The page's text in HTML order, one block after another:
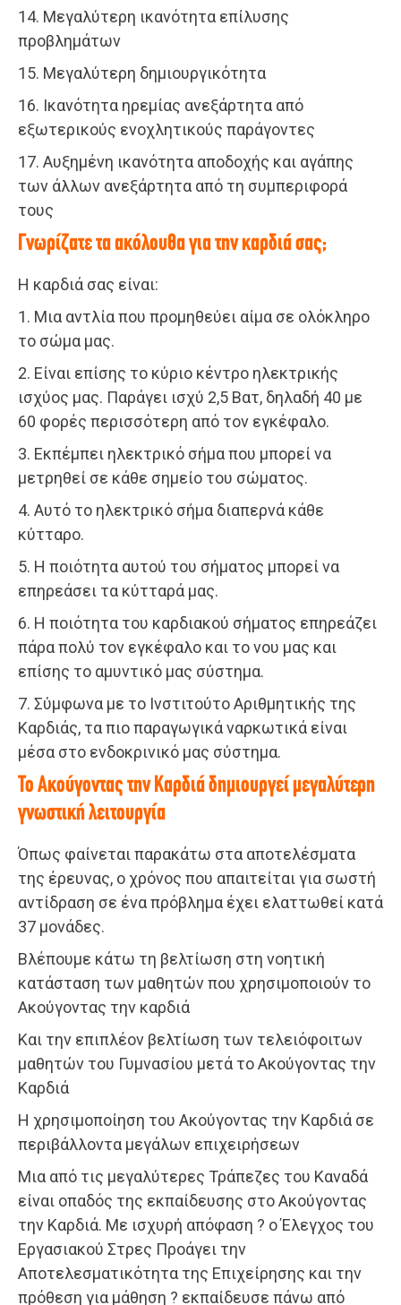
14. Μεγαλύτερη ικανότητα επίλυσης
προβλημάτων
15. Μεγαλύτερη δημιουργικότητα
16. Ικανότητα ηρεμίας ανεξάρτητα από
εξωτερικούς ενοχλητικούς παράγοντες
17. Αυξημένη ικανότητα αποδοχής και αγάπης
των άλλων ανεξάρτητα από τη συμπεριφορά
τους
Γνωρίζατε τα ακόλουθα για την καρδιά σας;
Η καρδιά σας είναι:
1. Μια αντλία που προμηθεύει αίμα σε ολόκληρο
το σώμα μας.
2. Είναι επίσης το κύριο κέντρο ηλεκτρικής
ισχύος μας. Παράγει ισχύ 2,5 Βατ, δηλαδή 40 με
60 φορές περισσότερη από τον εγκέφαλο.
3. Εκπέμπει ηλεκτρικό σήμα που μπορεί να
μετρηθεί σε κάθε σημείο του σώματος.
4. Αυτό το ηλεκτρικό σήμα διαπερνά κάθε
κύτταρο.
5. Η ποιότητα αυτού του σήματος μπορεί να
επηρεάσει τα κύτταρά μας.
6. Η ποιότητα του καρδιακού σήματος επηρεάζει
πάρα πολύ τον εγκέφαλο και το νου μας και
επίσης το αμυντικό μας σύστημα.
7. Σύμφωνα με το Ινστιτούτο Αριθμητικής της
Καρδιάς, τα πιο παραγωγικά ναρκωτικά είναι
μέσα στο ενδοκρινικό μας σύστημα.
Το Ακούγοντας την Καρδιά δημιουργεί μεγαλύτερη
γνωστική λειτουργία
Όπως φαίνεται παρακάτω στα αποτελέσματα
της έρευνας, ο χρόνος που απαιτείται για σωστή
αντίδραση σε ένα πρόβλημα έχει ελαττωθεί κατά
37 μονάδες.
Βλέπουμε κάτω τη βελτίωση στη νοητική
κατάσταση των μαθητών που χρησιμοποιούν το
Ακούγοντας την καρδιά
Και την επιπλέον βελτίωση των τελειόφοιτων
μαθητών του Γυμνασίου μετά το Ακούγοντας την
Καρδιά
Η χρησιμοποίηση του Ακούγοντας την Καρδιά σε
περιβάλλοντα μεγάλων επιχειρήσεων
Μια από τις μεγαλύτερες Τράπεζες του Καναδά
είναι οπαδός της εκπαίδευσης στο Ακούγοντας
την Καρδιά. Με ισχυρή απόφαση ? ο Έλεγχος του
Εργασιακού Στρες Προάγει την
Αποτελεσματικότητα της Επιχείρησης και την
πρόθεση για μάθηση ? εκπαίδευσε πάνω από